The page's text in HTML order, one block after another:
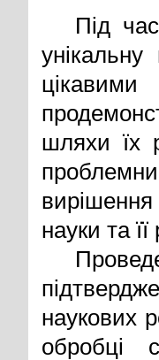
Під
шляхи їх
науки та її
наукових
обробці